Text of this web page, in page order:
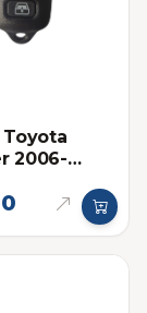
2006-